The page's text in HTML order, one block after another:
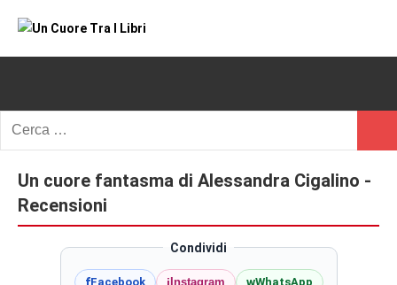
Un
Tra
I
Libri
romance
e
non
solo.
Recensioni,
Un cuore fantasma di Alessandra Cigalino -
Recensioni
Condividi
fFacebook i Instagram wWhatsApp